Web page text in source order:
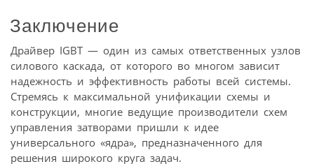
Заключение
Драйвер IGBT — один из самых ответственных узлов
силового каскада, от которого во многом зависит
надежность и эффективность работы всей системы.
Стремясь к максимальной унификации схемы и
конструкции, многие ведущие производители схем
управления затворами пришли к идее
универсального «ядра», предназначенного для
решения широкого круга задач.